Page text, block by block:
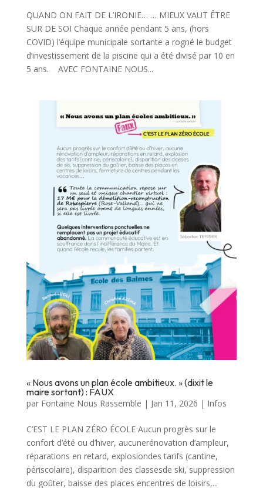
QUAND ON FAIT DE L’IRONIE… … MIEUX VAUT ÊTRE
SUR DE SOI Chaque année pendant 5 ans, (hors
COVID) l’équipe municipale sortante a rogné le budget
d’investissement de la piscine qui a été divisé par 10 en
5 ans. AVEC FONTAINE NOUS...
« Nous avons un plan école ambitieux. » (dixit le
maire sortant) : FAUX
par Fontaine Nous Rassemble | Jan 11, 2026 | Infos
C’EST LE PLAN ZÉRO ÉCOLE Aucun progrès sur le
confort d’été ou d’hiver, aucunerénovation d’ampleur,
réparations en retard, explosiondes tarifs (cantine,
périscolaire), disparition des classesde ski, suppression
du goûter, baisse des places encentres de loisirs,...